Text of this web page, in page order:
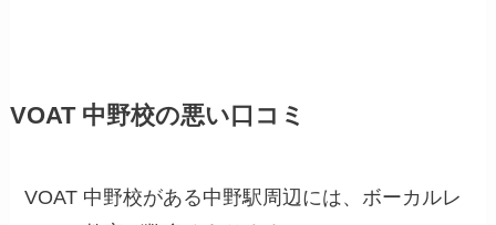
VOAT 中野校の悪い口コミ
VOAT 中野校がある中野駅周辺には、ボーカルレ